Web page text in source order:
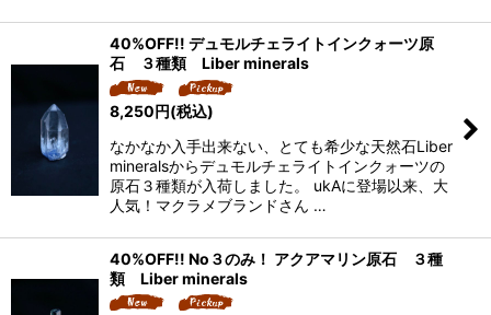
40%OFF!! デュモルチェライトインクォーツ原
石 ３種類 Liber minerals
8,250円(税込)
なかなか入手出来ない、とても希少な天然石Liber
mineralsからデュモルチェライトインクォーツの
原石３種類が入荷しました。 ukAに登場以来、大
人気！マクラメブランドさん …
40%OFF!! No３のみ！ アクアマリン原石 ３種
類 Liber minerals